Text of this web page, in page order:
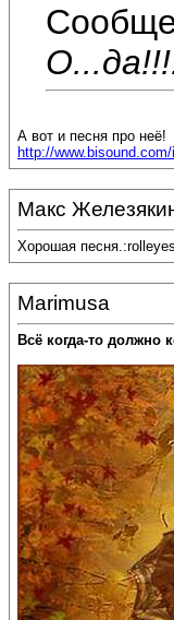
А вот и песня про неё!
http://
Макс
Хорошая
Marimusa
Всё когда-то должно